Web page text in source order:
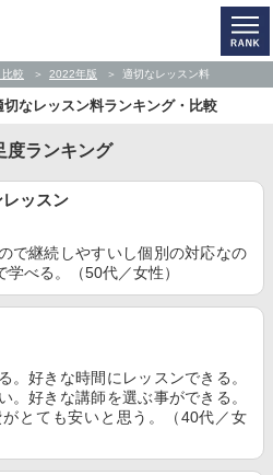
較 2022年版 適切なレッスン料
切なレッスン料ランキング・比較
度ランキング
ッスン
で継続しやすいし個別の対応なの
べる。（50代／女性）
。好きな時間にレッスンできる。
。好きな講師を選ぶ事ができる。
とても安いと思う。（40代／女